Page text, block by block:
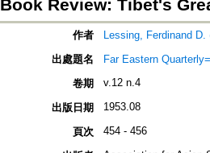
Book Review: Tibet's
作者
Lessing, Ferdinand D.
出處題名
Far Eastern
卷期
v.12 n.4
出版日期 1953.08
頁次 454 - 456